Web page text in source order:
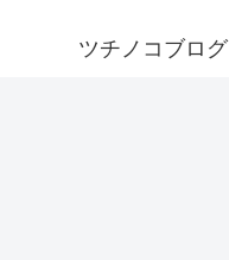
ツチノコブログ